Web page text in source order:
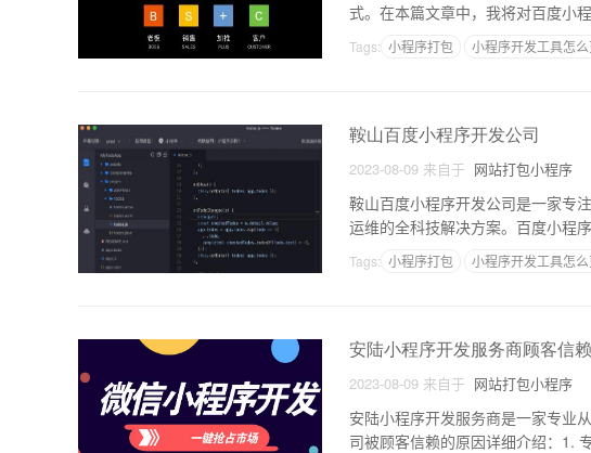
式。在本篇文章中，我将对百度小
开发技术，主要使用HTML、CSS
Tags: 小程序打包 小程序开发工具怎
鞍山百度小程序开发公司
2023-08-09 来自于 网站打包小程序
鞍山百度小程序开发公司是一家专
运维的全科技解决方案。百度小程
式，适合快速迭代和上线小程序。
Tags: 小程序打包 小程序开发工具怎
安陆小程序开发服务商顾客信赖
2023-08-09 来自于 网站打包小程序
安陆小程序开发服务商是一家专业
司被顾客信赖的原因详细介绍：1.